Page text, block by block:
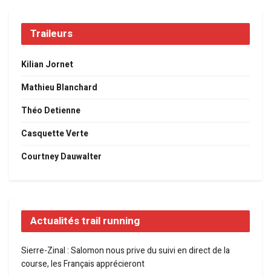
Traileurs
Kilian Jornet
Mathieu Blanchard
Théo Detienne
Casquette Verte
Courtney Dauwalter
Actualités trail running
Sierre-Zinal : Salomon nous prive du suivi en direct de la
course, les Français apprécieront